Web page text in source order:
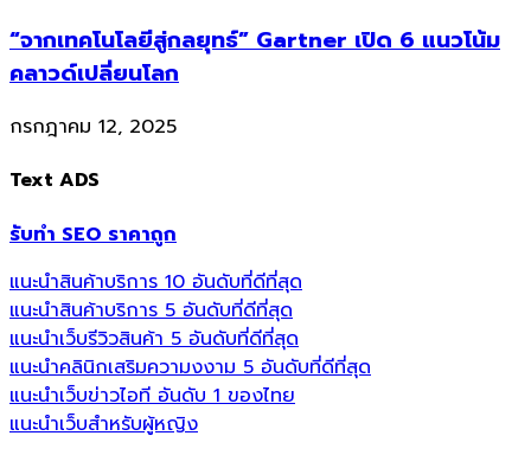
“จากเทคโนโลยีสู่กลยุทธ์” Gartner เปิด 6 แนวโน้ม
คลาวด์เปลี่ยนโลก
กรกฎาคม 12, 2025
Text ADS
รับทำ SEO ราคาถูก
แนะนำสินค้าบริการ 10 อันดับที่ดีที่สุด
แนะนำสินค้าบริการ 5 อันดับที่ดีที่สุด
แนะนำเว็บรีวิวสินค้า 5 อันดับที่ดีที่สุด
แนะนำคลินิกเสริมความงงาม 5 อันดับที่ดีที่สุด
แนะนำเว็บข่าวไอที อันดับ 1 ของไทย
แนะนำเว็บสำหรับผู้หญิง